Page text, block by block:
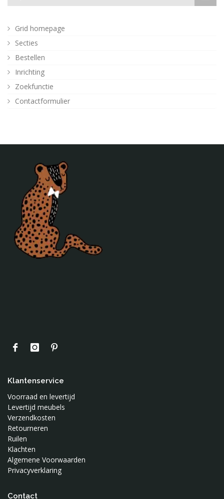
Grid homepage
Secties
Bestellen
Inrichting
Zoekfunctie
Contactformulier
Klantenservice
Voorraad en levertijd
Levertijd meubels
Verzendkosten
Retourneren
Ruilen
Klachten
Algemene Voorwaarden
Privacyverklaring
Contact